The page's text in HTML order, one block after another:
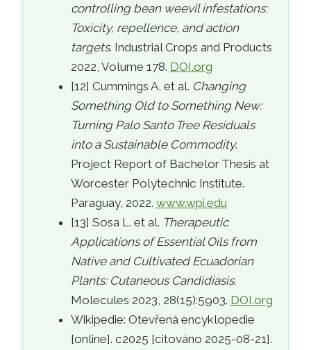
controlling bean weevil infestations:
Toxicity, repellence, and action
targets. Industrial Crops and Products
2022, Volume 178. DOI.org
[12] Cummings A. et al. Changing
Something Old to Something New:
Turning Palo Santo Tree Residuals
into a Sustainable Commodity.
Project Report of Bachelor Thesis at
Worcester Polytechnic Institute.
Paraguay, 2022. www.wpi.edu
[13] Sosa L. et al. Therapeutic
Applications of Essential Oils from
Native and Cultivated Ecuadorian
Plants: Cutaneous Candidiasis.
Molecules 2023, 28(15):5903. DOI.org
Wikipedie: Otevřená encyklopedie
[online]. c2025 [citováno 2025-08-21].